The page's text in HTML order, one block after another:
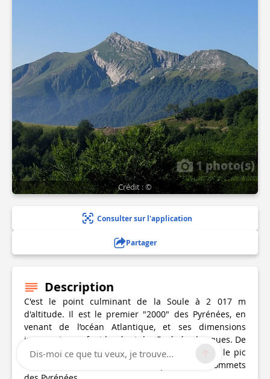
1 photo(s)
Crédit : ©
Consulter sur l'application
Partager
Description
C'est le point culminant de la Soule à 2 017 m
d'altitude. Il est le premier "2000" des Pyrénées, en
venant de l’océan Atlantique, et ses dimensions
imposantes en font le géant des Pyrénées basques. De
son sommet on aperçoit le golfe de Gascogne, le pic
d'Anie et côté Béarn à l'est, les plus hauts sommets
Dis-moi ce que tu veux, je trouve...